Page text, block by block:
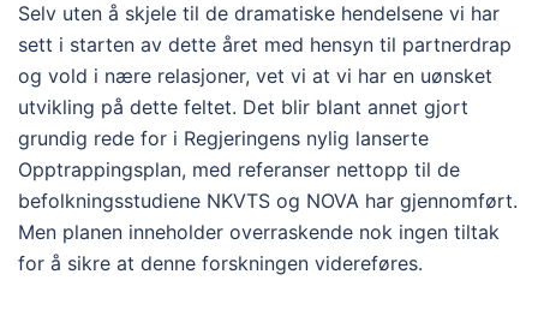
Selv uten å skjele til de dramatiske hendelsene vi har
sett i starten av dette året med hensyn til partnerdrap
og vold i nære relasjoner, vet vi at vi har en uønsket
utvikling på dette feltet. Det blir blant annet gjort
grundig rede for i Regjeringens nylig lanserte
Opptrappingsplan, med referanser nettopp til de
befolkningsstudiene NKVTS og NOVA har gjennomført.
Men planen inneholder overraskende nok ingen tiltak
for å sikre at denne forskningen videreføres.